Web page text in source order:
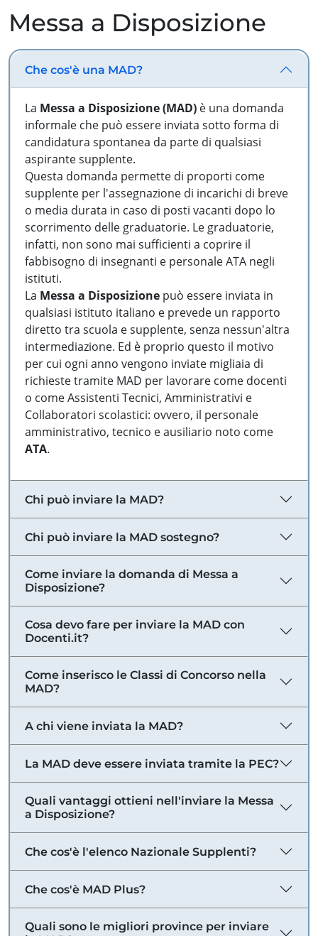
Messa a Disposizione
Che cos'è una MAD?
La Messa a Disposizione (MAD) è una domanda
informale che può essere inviata sotto forma di
candidatura spontanea da parte di qualsiasi
aspirante supplente.
Questa domanda permette di proporti come
supplente per l'assegnazione di incarichi di breve
o media durata in caso di posti vacanti dopo lo
scorrimento delle graduatorie. Le graduatorie,
infatti, non sono mai sufficienti a coprire il
fabbisogno di insegnanti e personale ATA negli
istituti.
La Messa a Disposizione può essere inviata in
qualsiasi istituto italiano e prevede un rapporto
diretto tra scuola e supplente, senza nessun'altra
intermediazione. Ed è proprio questo il motivo
per cui ogni anno vengono inviate migliaia di
richieste tramite MAD per lavorare come docenti
o come Assistenti Tecnici, Amministrativi e
Collaboratori scolastici: ovvero, il personale
amministrativo, tecnico e ausiliario noto come
ATA.
Chi può inviare la MAD?
Chi può inviare la MAD sostegno?
Come inviare la domanda di Messa a
Disposizione?
Cosa devo fare per inviare la MAD con
Docenti.it?
Come inserisco le Classi di Concorso nella
MAD?
A chi viene inviata la MAD?
La MAD deve essere inviata tramite la PEC?
Quali vantaggi ottieni nell'inviare la Messa
a Disposizione?
Che cos'è l'elenco Nazionale Supplenti?
Che cos'è MAD Plus?
Quali sono le migliori province per inviare